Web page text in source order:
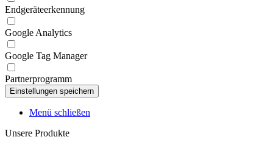
Endgeräteerkennung
Google Analytics
Google Tag Manager
Partnerprogramm
Menü schließen
Unsere Produkte